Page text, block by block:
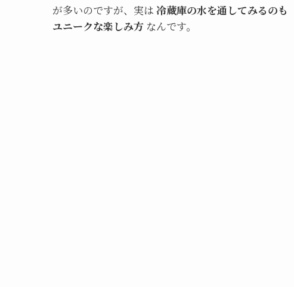
が多いのですが、実は 冷蔵庫の水を通してみるのも
ユニークな楽しみ方 なんです。